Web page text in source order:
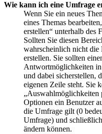
Wie kann ich eine Umfrage
Wenn Sie ein neues
eines Themas
erstellen“ unterhalb des
Sollten Sie diesen
wahrscheinlich nicht die
erstellen. Sie sollten
Antwortmöglichkeiten in
und dabei sicherstellen,
eigenen Zeile steht. Sie
„Auswahlmöglichkeiten
Optionen ein Benutzer
die Umfrage gilt (0
Umfrage) und
ändern können.